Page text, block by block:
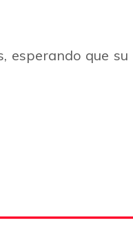
que